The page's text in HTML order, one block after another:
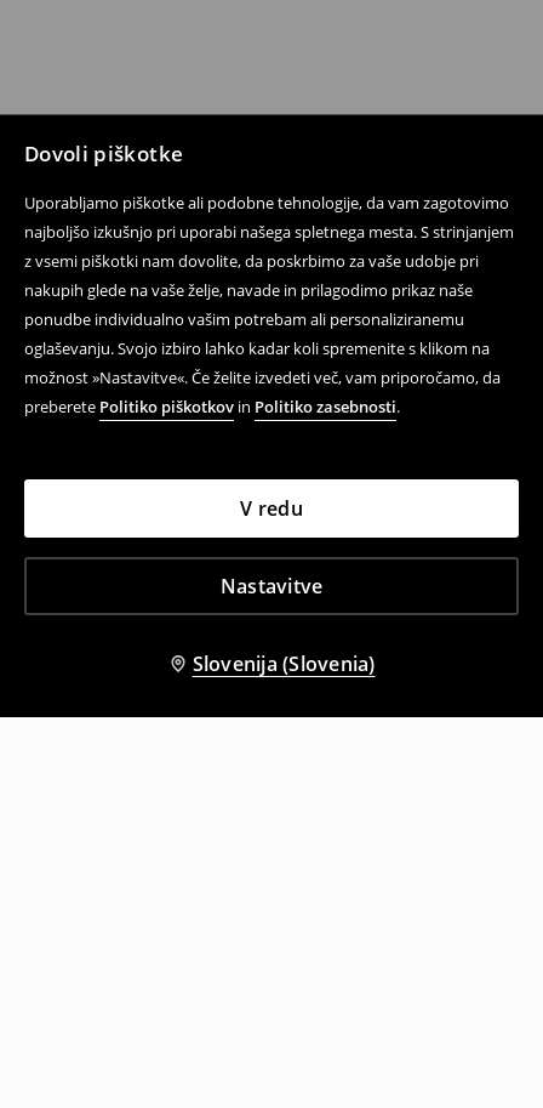
Dovoli piškotke
Uporabljamo piškotke ali podobne tehnologije, da vam zagotovimo
najboljšo izkušnjo pri uporabi našega spletnega mesta. S strinjanjem
z vsemi piškotki nam dovolite, da poskrbimo za vaše udobje pri
nakupih glede na vaše želje, navade in prilagodimo prikaz naše
ponudbe individualno vašim potrebam ali personaliziranemu
oglaševanju. Svojo izbiro lahko kadar koli spremenite s klikom na
možnost »Nastavitve«. Če želite izvedeti več, vam priporočamo, da
preberete Politiko piškotkov in Politiko zasebnosti.
Nastavitve
V redu
Slovenija (Slovenia)